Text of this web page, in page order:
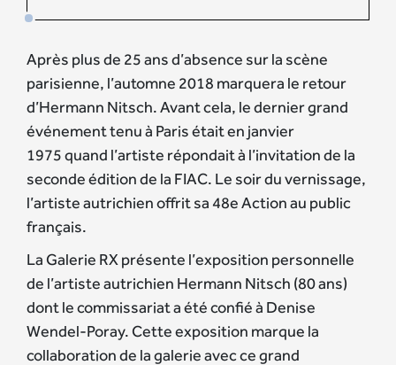
Après plus de 25 ans d’absence sur la scène
parisienne, l’automne 2018 marquera le retour
d’Hermann Nitsch. Avant cela, le dernier grand
événement tenu à Paris était en janvier
1975 quand l’artiste répondait à l’invitation de la
seconde édition de la FIAC. Le soir du vernissage,
l’artiste autrichien offrit sa 48e Action au public
français.
La Galerie RX présente l’exposition personnelle
de l’artiste autrichien Hermann Nitsch (80 ans)
dont le commissariat a été confié à Denise
Wendel-Poray. Cette exposition marque la
collaboration de la galerie avec ce grand